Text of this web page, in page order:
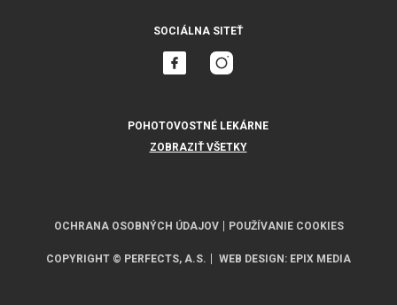
SOCIÁLNA SITEŤ
POHOTOVOSTNÉ LEKÁRNE
ZOBRAZIŤ VŠETKY
OCHRANA OSOBNÝCH ÚDAJOV POUŽÍVANIE COOKIES
COPYRIGHT © PERFECTS, A.S. WEB DESIGN : EPIX MEDIA